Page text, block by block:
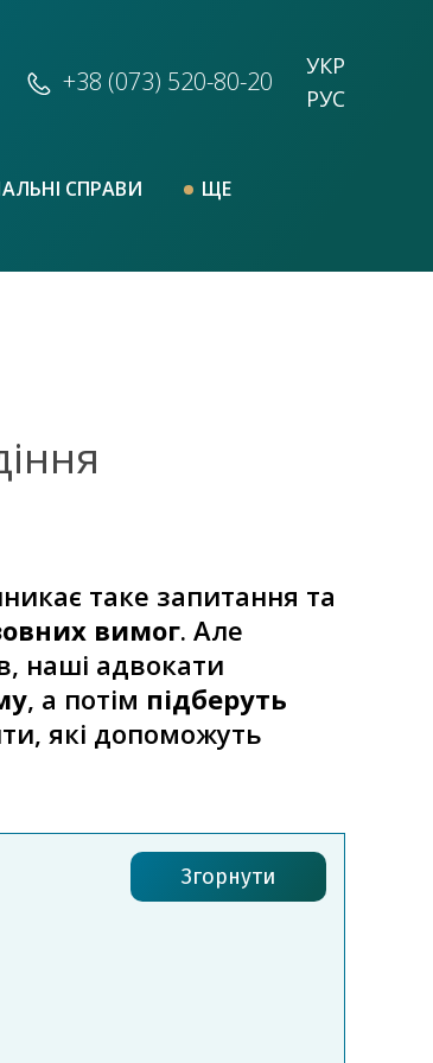
+38 (073) 520-80-20
РУС
УКР
СПРАВИ
ЩЕ
таке запитання та
вимог. Але
наші адвокати
, а потім підберуть
які допоможуть
Згорнути